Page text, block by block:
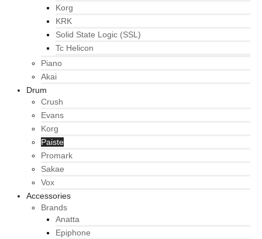
Korg
KRK
Solid State Logic (SSL)
Tc Helicon
Piano
Akai
Drum
Crush
Evans
Korg
Paiste
Promark
Sakae
Vox
Accessories
Brands
Anatta
Epiphone